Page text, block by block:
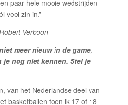
paar hele mooie wedstrijden
veel zin in.”
Verboon
meer nieuw in de game,
je nog niet kennen. Stel je
van het Nederlandse deel van
basketballen toen ik 17 of 18